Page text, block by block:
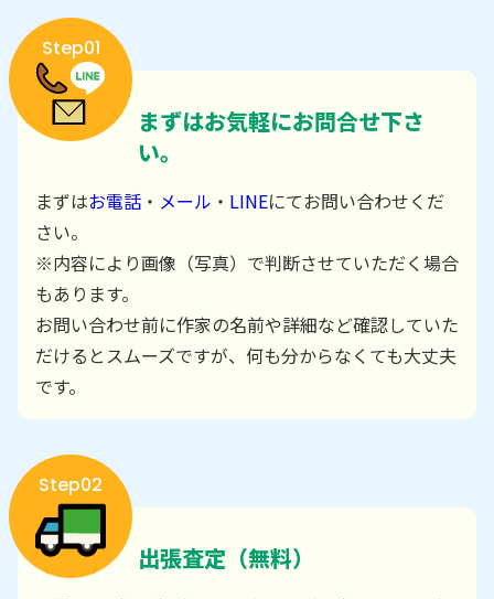
Step01
まずはお気軽にお問合せ下さ
い。
まずはお電話 ・ メール ・ LINEにてお問い合わせくだ
さい。
※内容により画像（写真）で判断させていただく場合
もあります。
お問い合わせ前に作家の名前や詳細など確認していた
だけるとスムーズですが、何も分からなくても大丈夫
です。
Step02
出張査定（無料）